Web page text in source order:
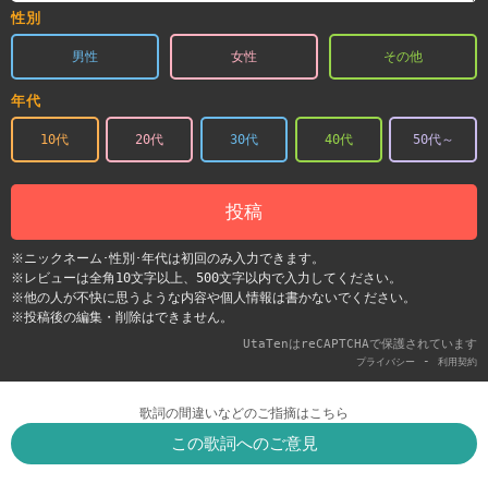
性別
男性 女性 その他
年代
10代 20代 30代 40代 50代～
投稿
※ニックネーム･性別･年代は初回のみ入力できます。
※レビューは全角10文字以上、500文字以内で入力してください。
※他の人が不快に思うような内容や個人情報は書かないでください。
※投稿後の編集・削除はできません。
UtaTenはreCAPTCHAで保護されています
プライバシー - 利用契約
歌詞の間違いなどのご指摘はこちら
この歌詞へのご意見